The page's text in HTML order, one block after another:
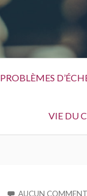
PROBLÈMES
VIE DU
AUCUN